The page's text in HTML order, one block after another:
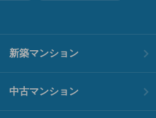
新築マンション
中古マンション